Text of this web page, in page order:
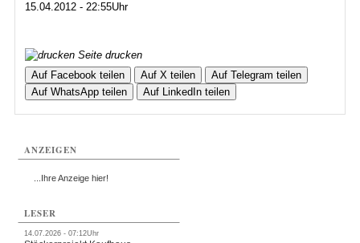
15.04.2012 - 22:55Uhr
Seite drucken
Auf Facebook teilen
Auf X teilen
Auf Telegram teilen
Auf WhatsApp teilen
Auf LinkedIn teilen
ANZEIGEN
...Ihre Anzeige hier!
LESER
14.07.2026 - 07:12Uhr